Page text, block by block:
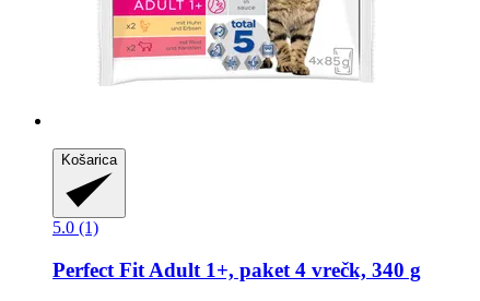
Košarica
5.0 (1)
Perfect Fit Adult 1+, paket 4 vrečk, 340 g